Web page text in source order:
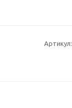
Артикул: